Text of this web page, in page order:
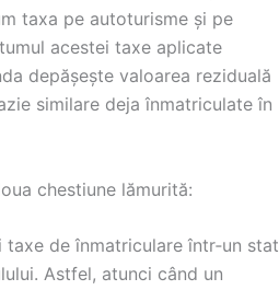
taxa pe autoturisme și pe
acestei taxe aplicate
depășește valoarea reziduală
similare deja înmatriculate în
chestiune lămurită:
de înmatriculare într‑un stat
Astfel, atunci când un